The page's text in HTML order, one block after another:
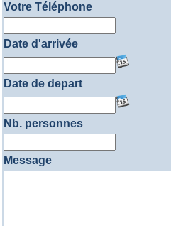
Votre Téléphone
Date d'arrivée
Date de depart
Nb. personnes
Message